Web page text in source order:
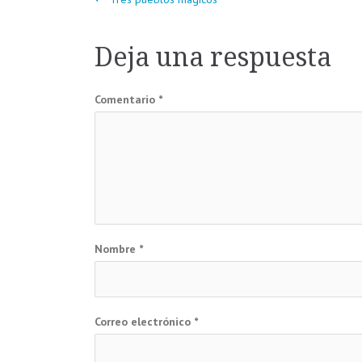
Navegación
de
entradas
Deja una respuesta
Comentario *
Nombre *
Correo electrónico *